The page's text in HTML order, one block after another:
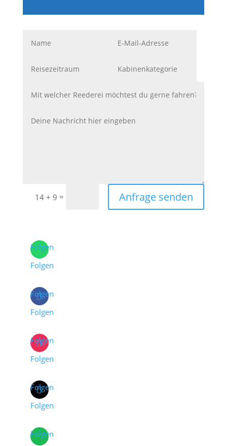
14 + 9 = Anfrage senden
Folgen
Folgen
Folgen
Folgen
Folgen
Folgen
Folgen
Folgen
Folgen